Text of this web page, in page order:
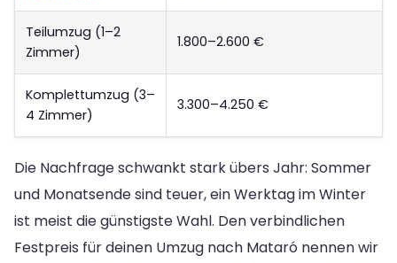
Teilumzug (1–2
Zimmer)
1.800–2.600 €
Komplettumzug (3–
4 Zimmer)
3.300–4.250 €
Die Nachfrage schwankt stark übers Jahr: Sommer
und Monatsende sind teuer, ein Werktag im Winter
ist meist die günstigste Wahl. Den verbindlichen
Festpreis für deinen Umzug nach Mataró nennen wir